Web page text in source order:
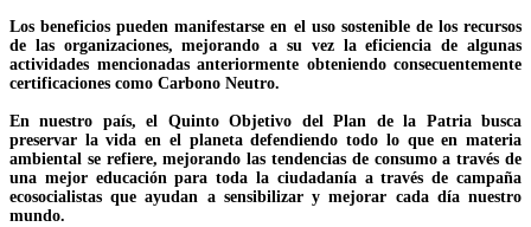
Los beneficios pueden manifestarse en el uso sostenible de los recursos
de las organizaciones, mejorando a su vez la eficiencia de algunas
actividades mencionadas anteriormente obteniendo consecuentemente
certificaciones como Carbono Neutro.
En nuestro país, el Quinto Objetivo del Plan de la Patria busca
preservar la vida en el planeta defendiendo todo lo que en materia
ambiental se refiere, mejorando las tendencias de consumo a través de
una mejor educación para toda la ciudadanía a través de campaña
ecosocialistas que ayudan a sensibilizar y mejorar cada día nuestro
mundo.